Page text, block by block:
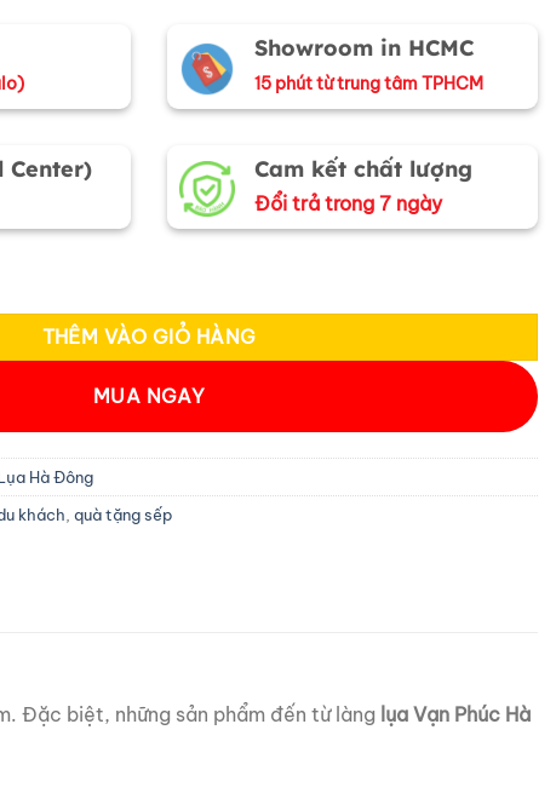
Showroom in HCMC
15 phút từ trung tâm TPHCM
Center) Cam kết chất lượng
Đổi trả trong 7 ngày
đỏ đen MNV-CRV72 số lượng
THÊM VÀO GIỎ HÀNG
MUA NGAY
Hà Đông
khách quà tặng sếp
Đặc biệt, những sản phẩm đến từ làng lụa Vạn Phúc Hà